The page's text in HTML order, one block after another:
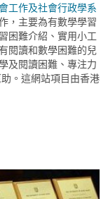
工作及社會行政學系
，主要為有數學學習
困難介紹、實用小工
閱讀和數學困難的兒
及閱讀困難、專注力
。這網站項目由香港